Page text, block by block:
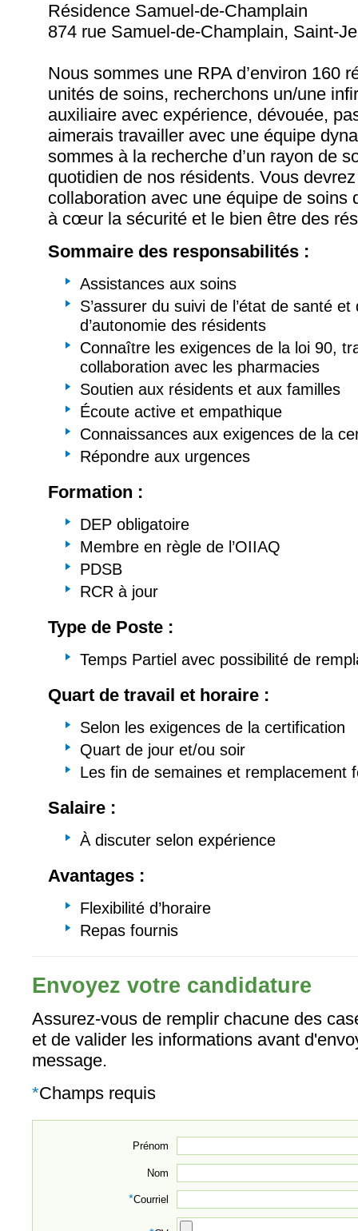
Résidence Samuel-de-Champlain
874 rue Samuel-de-Champlain, Saint-
Nous sommes une RPA d’environ 160
unités de soins, recherchons un/une
auxiliaire avec expérience, dévouée,
aimerais travailler avec une équipe
sommes à la recherche d’un rayon de
quotidien de nos résidents. Vous
collaboration avec une équipe de soins
à cœur la sécurité et le bien être des
Sommaire des responsabilités :
Assistances aux soins
S’assurer du suivi de l’état de santé et
d’autonomie des résidents
Connaître les exigences de la loi 90,
collaboration avec les pharmacies
Soutien aux résidents et aux familles
Écoute active et empathique
Connaissances aux exigences de la
Répondre aux urgences
Formation :
DEP obligatoire
Membre en règle de l’OIIAQ
PDSB
RCR à jour
Type de Poste :
Temps Partiel avec possibilité de
Quart de travail et horaire :
Selon les exigences de la certification
Quart de jour et/ou soir
Les fin de semaines et remplacement
Salaire :
À discuter selon expérience
Avantages :
Flexibilité d’horaire
Repas fournis
Envoyez votre candidature
Assurez-vous de remplir chacune des
et de valider les informations avant
message.
*Champs requis
Prénom
Nom
*Courriel